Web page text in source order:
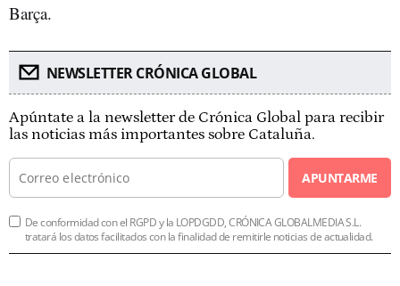
Barça.
NEWSLETTER CRÓNICA GLOBAL
Apúntate a la newsletter de Crónica Global para recibir
las noticias más importantes sobre Cataluña.
APUNTARME
De conformidad con el RGPD y la LOPDGDD, CRÓNICA GLOBALMEDIA S.L.
tratará los datos facilitados con la finalidad de remitirle noticias de actualidad.